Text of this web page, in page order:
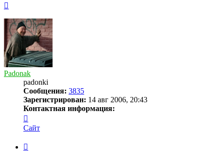
началу
Padonak
padonki
Сообщения: 3835
Зарегистрирован: 14 авг 2006, 20:43
Контактная информация:
информация
пользователя
Сайт